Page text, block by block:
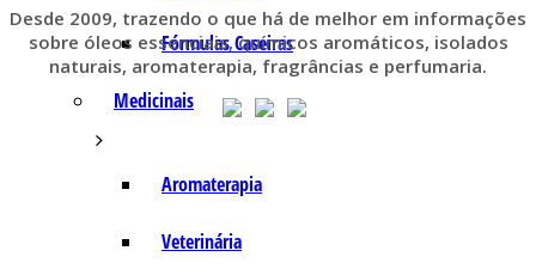
Fórmulas Caseiras
Medicinais
Aromaterapia
Veterinária
Desde 2009, trazendo o que há de melhor em informações
sobre óleos essenciais, químicos aromáticos, isolados
naturais, aromaterapia, fragrâncias e perfumaria.